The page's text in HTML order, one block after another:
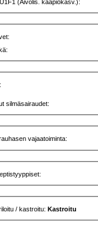
(Aivolis. kääpiökasv.):
silmäsairaudet:
vajaatoiminta:
/ kastroitu:Kastroitu